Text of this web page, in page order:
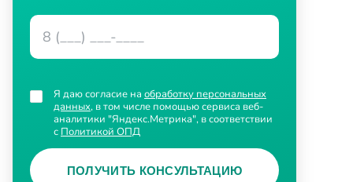
Я даю согласие на обработку персональных
данных, в том числе помощью сервиса веб-
аналитики "Яндекс.Метрика", в соответствии
с Политикой ОПД
ПОЛУЧИТЬ КОНСУЛЬТАЦИЮ